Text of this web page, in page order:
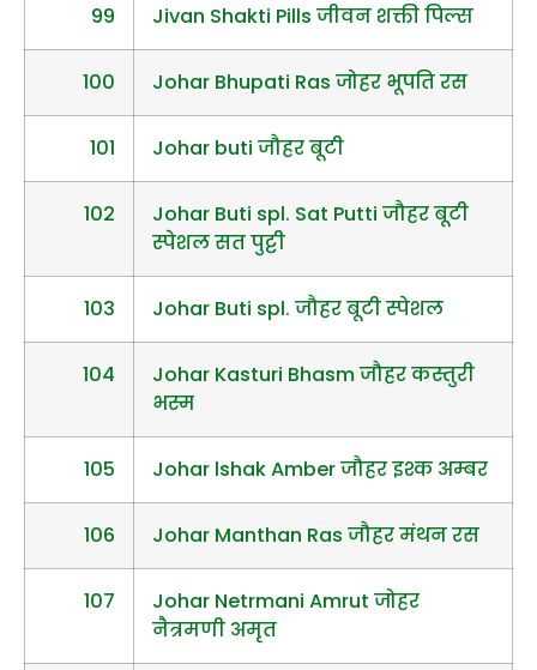
99 Jivan Shakti Pills जीवन शक्ती पिल्स
100 Johar Bhupati Ras जोहर भूपति रस
101 Johar buti जौहर बूटी
102
Johar Buti spl. Sat Putti जौहर बूटी
स्पेशल सत पुट्टी
103 Johar Buti spl. जौहर बूटी स्पेशल
104
Johar Kasturi Bhasm जौहर कस्तुरी
भस्म
105 Johar lshak Amber जौहर इश्क अम्बर
106 Johar Manthan Ras जौहर मंथन रस
107
Johar Netrmani Amrut जोहर
नैत्रमणी अमृत